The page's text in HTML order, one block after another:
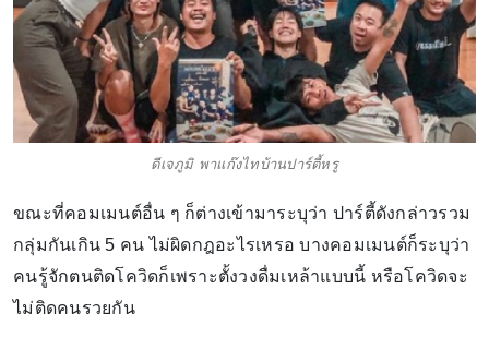
ดีเจภูมิ พาแก๊งไทบ้านปาร์ตี้หรู
ขณะที่คอมเมนต์อื่น ๆ ก็ต่างเข้ามาระบุว่า ปาร์ตี้ดังกล่าวรวม
กลุ่มกันเกิน 5 คน ไม่ผิดกฎอะไรเหรอ บางคอมเมนต์ก็ระบุว่า
คนรู้จักตนติดโควิดก็เพราะตั้งวงดื่มเหล้าแบบนี้ หรือโควิดจะ
ไม่ติดคนรวยกัน